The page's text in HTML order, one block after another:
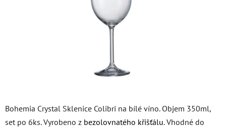
Bohemia Crystal Sklenice Colibri na bílé víno. Objem 350ml,
set po 6ks. Vyrobeno z bezolovnatého křišťálu. Vhodné do